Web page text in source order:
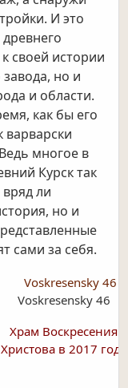
И это
своей истории
но и
и области.
как бы его
варварски
многое в
Курск так
ли
но и
сами за себя.
Voskresensky 46
Храм Воскресения
Христова в 2017 году